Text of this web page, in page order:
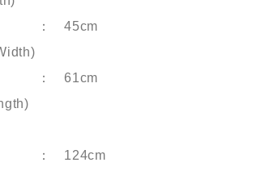
45cm
61cm
124cm